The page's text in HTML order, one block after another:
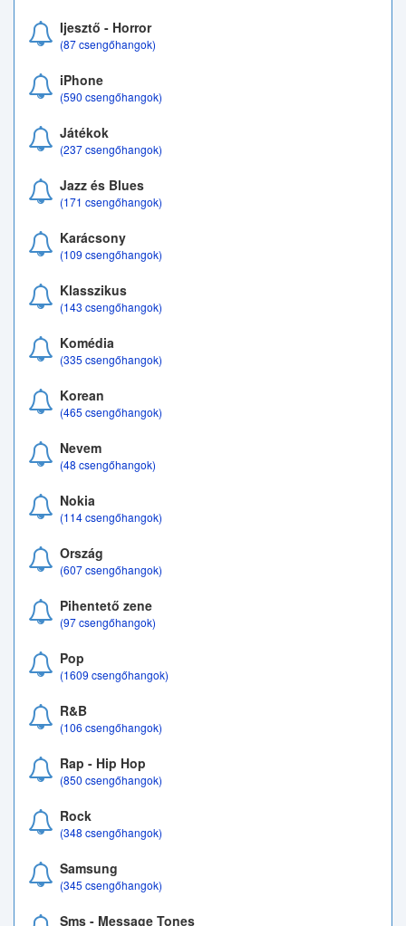
Ijesztő - Horror
(87 csengőhangok)
iPhone
(590 csengőhangok)
Játékok
(237 csengőhangok)
Jazz és Blues
(171 csengőhangok)
Karácsony
(109 csengőhangok)
Klasszikus
(143 csengőhangok)
Komédia
(335 csengőhangok)
Korean
(465 csengőhangok)
Nevem
(48 csengőhangok)
Nokia
(114 csengőhangok)
Ország
(607 csengőhangok)
Pihentető zene
(97 csengőhangok)
Pop
(1609 csengőhangok)
R&B
(106 csengőhangok)
Rap - Hip Hop
(850 csengőhangok)
Rock
(348 csengőhangok)
Samsung
(345 csengőhangok)
Sms - Message Tones